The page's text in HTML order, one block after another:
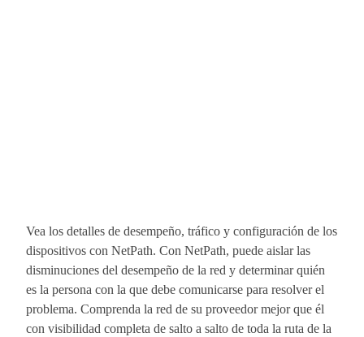
Vea los detalles de desempeño, tráfico y configuración de los
dispositivos con NetPath. Con NetPath, puede aislar las
disminuciones del desempeño de la red y determinar quién
es la persona con la que debe comunicarse para resolver el
problema. Comprenda la red de su proveedor mejor que él
con visibilidad completa de salto a salto de toda la ruta de la